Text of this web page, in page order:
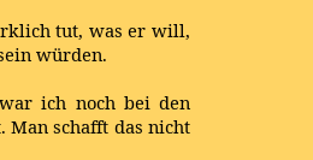
tut, was er will,
würden.
ich noch bei den
Man schafft das nicht